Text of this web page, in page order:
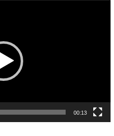
00:13